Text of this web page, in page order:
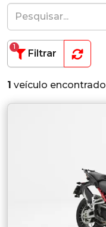
Filtrar
1
1 veículo encontrado